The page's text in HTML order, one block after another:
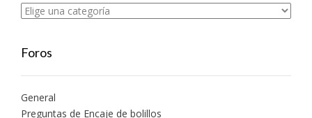
Foros
General
Preguntas de Encaje de bolillos